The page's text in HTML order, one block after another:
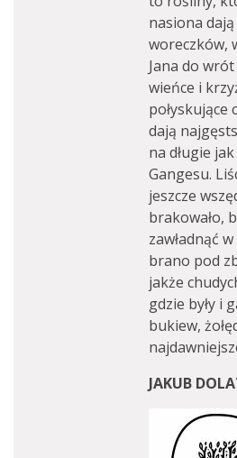
nasiona
woreczków,
Jana do
wieńce i
połyskujące
dają
na długie
Gangesu.
jeszcze
brakowało,
zawładnąć
brano pod
jakże
gdzie były i
bukiew,
JAKUB